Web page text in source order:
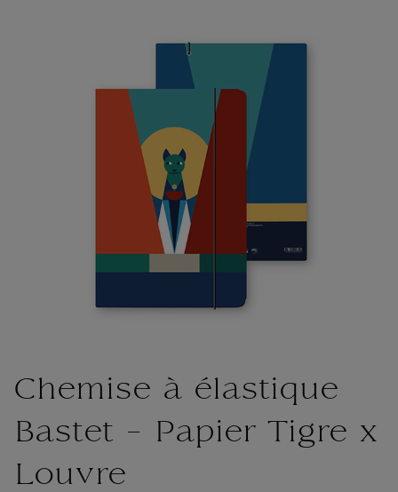
Chemise à élastique
Bastet - Papier Tigre x
Louvre